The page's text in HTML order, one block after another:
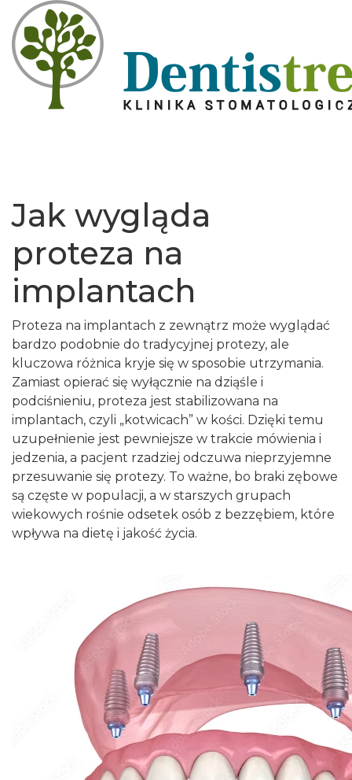
Jak wygląda
proteza na
implantach
Proteza na implantach z zewnątrz może wyglądać
bardzo podobnie do tradycyjnej protezy, ale
kluczowa różnica kryje się w sposobie utrzymania.
Zamiast opierać się wyłącznie na dziąśle i
podciśnieniu, proteza jest stabilizowana na
implantach, czyli „kotwicach” w kości. Dzięki temu
uzupełnienie jest pewniejsze w trakcie mówienia i
jedzenia, a pacjent rzadziej odczuwa nieprzyjemne
przesuwanie się protezy. To ważne, bo braki zębowe
są częste w populacji, a w starszych grupach
wiekowych rośnie odsetek osób z bezzębiem, które
wpływa na dietę i jakość życia.